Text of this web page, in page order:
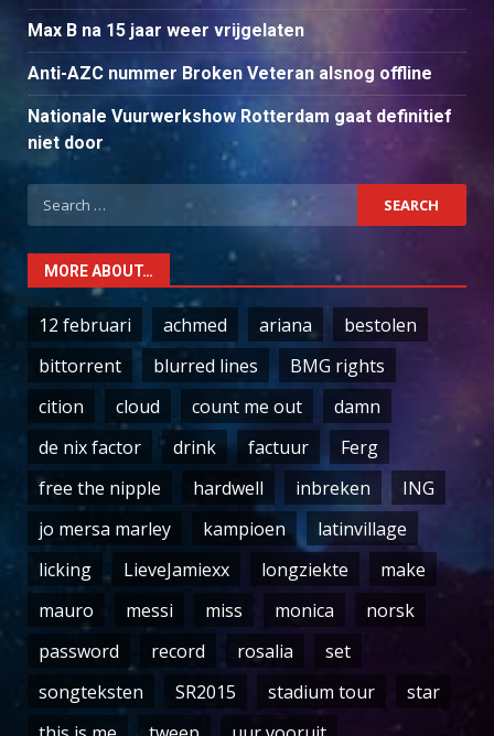
Max B na 15 jaar weer vrijgelaten
Anti-AZC nummer Broken Veteran alsnog offline
Nationale Vuurwerkshow Rotterdam gaat definitief
niet door
Search
for:
MORE ABOUT…
12 februari achmed ariana
bestolen
bittorrent
blurred lines
BMG rights
cition
cloud count me out
damn
de nix factor
drink factuur
Ferg
free the nipple
hardwell inbreken
ING
jo mersa marley
kampioen
latinvillage
licking
LieveJamiexx longziekte
make
mauro
messi miss monica
norsk
password
record rosalia
set
songteksten
SR2015 stadium tour
star